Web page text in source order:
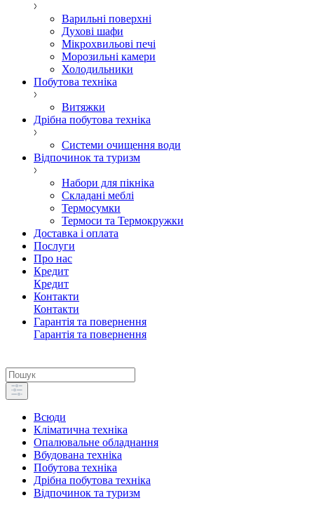
Варильні поверхні
Духові шафи
Мікрохвильові печі
Морозильні камери
Холодильники
Побутова техніка
Витяжки
Дрібна побутова техніка
Системи очищення води
Відпочинок та туризм
Набори для пікніка
Складані меблі
Термосумки
Термоси та Термокружки
Доставка і оплата
Послуги
Про нас
Кредит
Кредит
Контакти
Контакти
Гарантія та повернення
Гарантія та повернення
Всюди
Кліматична техніка
Опалювальне обладнання
Вбудована техніка
Побутова техніка
Дрібна побутова техніка
Відпочинок та туризм